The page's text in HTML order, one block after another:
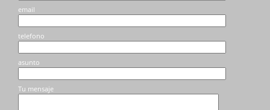
de
producto
producto
email
telefono
asunto
Tu mensaje